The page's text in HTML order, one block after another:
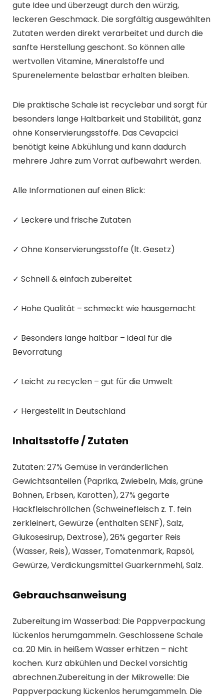
gute Idee und überzeugt durch den würzig,
leckeren Geschmack. Die sorgfältig ausgewählten
Zutaten werden direkt verarbeitet und durch die
sanfte Herstellung geschont. So können alle
wertvollen Vitamine, Mineralstoffe und
Spurenelemente belastbar erhalten bleiben.
Die praktische Schale ist recyclebar und sorgt für
besonders lange Haltbarkeit und Stabilität, ganz
ohne Konservierungsstoffe. Das Cevapcici
benötigt keine Abkühlung und kann dadurch
mehrere Jahre zum Vorrat aufbewahrt werden.
Alle Informationen auf einen Blick:
✓ Leckere und frische Zutaten
✓ Ohne Konservierungsstoffe (lt. Gesetz)
✓ Schnell & einfach zubereitet
✓ Hohe Qualität – schmeckt wie hausgemacht
✓ Besonders lange haltbar – ideal für die
Bevorratung
✓ Leicht zu recyclen – gut für die Umwelt
✓ Hergestellt in Deutschland
Inhaltsstoffe / Zutaten
Zutaten: 27% Gemüse in veränderlichen
Gewichtsanteilen (Paprika, Zwiebeln, Mais, grüne
Bohnen, Erbsen, Karotten), 27% gegarte
Hackfleischröllchen (Schweinefleisch z. T. fein
zerkleinert, Gewürze (enthalten SENF), Salz,
Glukosesirup, Dextrose), 26% gegarter Reis
(Wasser, Reis), Wasser, Tomatenmark, Rapsöl,
Gewürze, Verdickungsmittel Guarkernmehl, Salz.
Gebrauchsanweisung
Zubereitung im Wasserbad: Die Pappverpackung
lückenlos herumgammeln. Geschlossene Schale
ca. 20 Min. in heißem Wasser erhitzen – nicht
kochen. Kurz abkühlen und Deckel vorsichtig
abrechnen.Zubereitung in der Mikrowelle: Die
Pappverpackung lückenlos herumgammeln. Die